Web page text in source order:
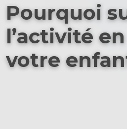
Pourquoi
l’activité
votre